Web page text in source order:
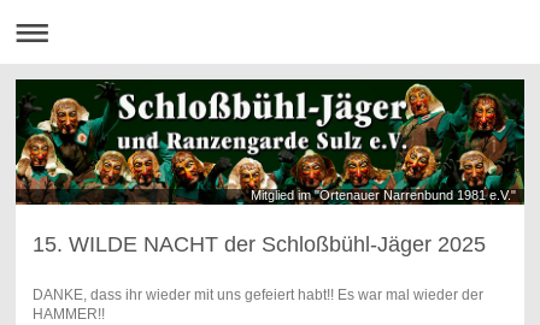
Mitglied im "Ortenauer Narrenbund 1981 e.V."
15. WILDE NACHT der Schloßbühl-Jäger 2025
DANKE, dass ihr wieder mit uns gefeiert habt!! Es war mal wieder der
HAMMER!!